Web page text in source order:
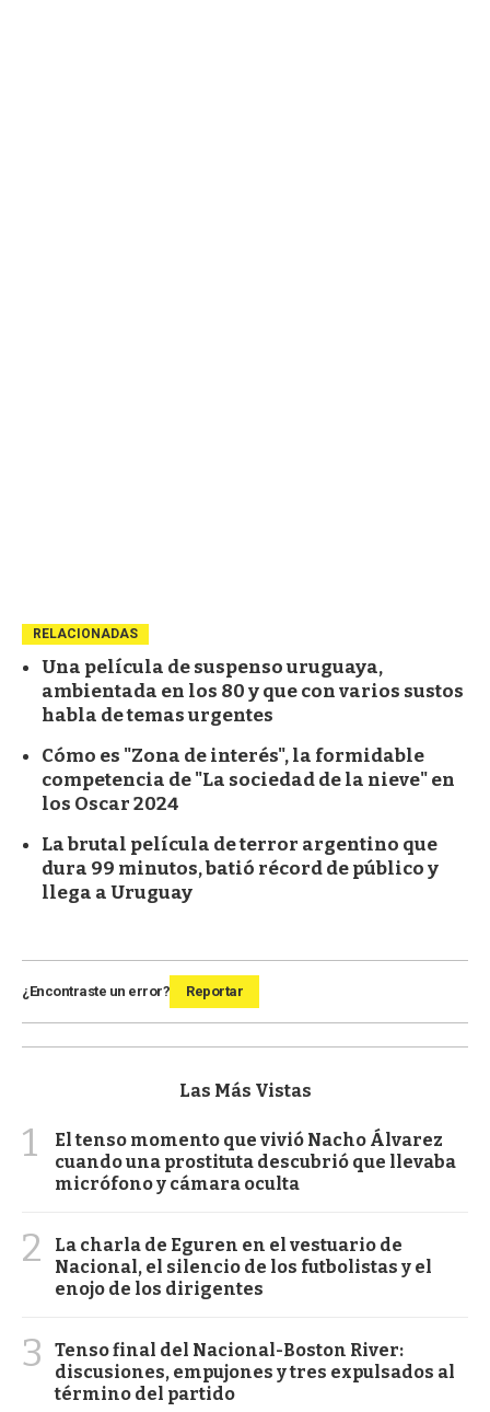
RELACIONADAS
Una película de suspenso uruguaya,
ambientada en los 80 y que con varios sustos
habla de temas urgentes
Cómo es "Zona de interés", la formidable
competencia de "La sociedad de la nieve" en
los Oscar 2024
La brutal película de terror argentino que
dura 99 minutos, batió récord de público y
llega a Uruguay
¿Encontraste un error? Reportar
Las Más Vistas
1
El tenso momento que vivió Nacho Álvarez
cuando una prostituta descubrió que llevaba
micrófono y cámara oculta
2
La charla de Eguren en el vestuario de
Nacional, el silencio de los futbolistas y el
enojo de los dirigentes
3
Tenso final del Nacional-Boston River:
discusiones, empujones y tres expulsados al
término del partido